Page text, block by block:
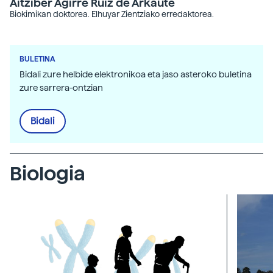
Aitziber Agirre Ruiz de Arkaute
Biokimikan doktorea. Elhuyar Zientziako erredaktorea.
BULETINA
Bidali zure helbide elektronikoa eta jaso asteroko buletina
zure sarrera-ontzian
Bidali
Biologia